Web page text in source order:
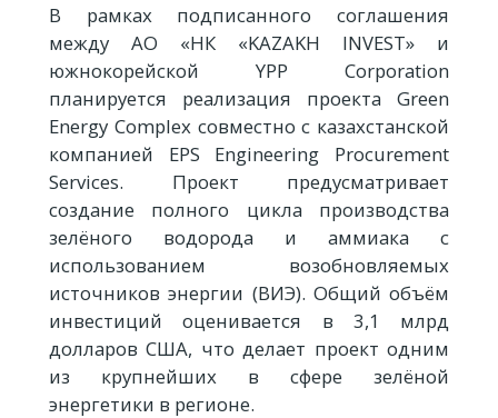
В рамках подписанного соглашения
между АО «НК «KAZAKH INVEST» и
южнокорейской YPP Corporation
планируется реализация проекта Green
Energy Complex совместно с казахстанской
компанией EPS Engineering Procurement
Services. Проект предусматривает
создание полного цикла производства
зелёного водорода и аммиака с
использованием возобновляемых
источников энергии (ВИЭ). Общий объём
инвестиций оценивается в 3,1 млрд
долларов США, что делает проект одним
из крупнейших в сфере зелёной
энергетики в регионе.